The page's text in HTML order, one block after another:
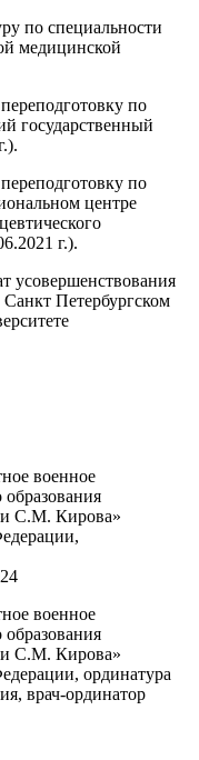
по специальности
медицинской
по
государственный
по
центре
г.).
усовершенствования
Петербургском
военное
С.М. Кирова»
военное
С.М. Кирова»
ординатура
врач-ординатор